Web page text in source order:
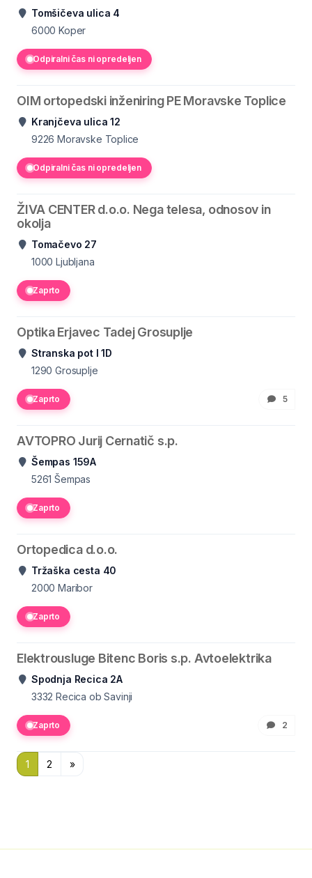
Tomšičeva ulica 4
6000 Koper
Odpiralni čas ni opredeljen
OIM ortopedski inženiring PE Moravske Toplice
Kranjčeva ulica 12
9226Moravske Toplice
Odpiralni čas ni opredeljen
ŽIVA CENTER d.o.o. Nega telesa, odnosov in
okolja
Tomačevo 27
1000 Ljubljana
Zaprto
Optika Erjavec Tadej Grosuplje
Stranska pot I 1D
1290 Grosuplje
Zaprto 5
AVTOPRO Jurij Cernatič s.p.
Šempas 159A
5261 Šempas
Zaprto
Ortopedica d.o.o.
Tržaška cesta 40
2000 Maribor
Zaprto
Elektrousluge Bitenc Boris s.p. Avtoelektrika
Spodnja Recica 2A
3332 Recica ob Savinji
Zaprto 2
1 2 »